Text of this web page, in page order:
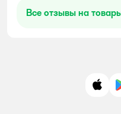
Все отзывы на
App